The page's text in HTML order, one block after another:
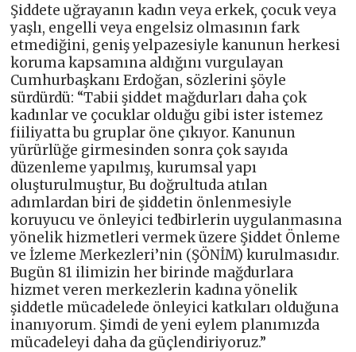
Şiddete uğrayanın kadın veya erkek, çocuk veya
yaşlı, engelli veya engelsiz olmasının fark
etmediğini, geniş yelpazesiyle kanunun herkesi
koruma kapsamına aldığını vurgulayan
Cumhurbaşkanı Erdoğan, sözlerini şöyle
sürdürdü: “Tabii şiddet mağdurları daha çok
kadınlar ve çocuklar olduğu gibi ister istemez
fiiliyatta bu gruplar öne çıkıyor. Kanunun
yürürlüğe girmesinden sonra çok sayıda
düzenleme yapılmış, kurumsal yapı
oluşturulmuştur, Bu doğrultuda atılan
adımlardan biri de şiddetin önlenmesiyle
koruyucu ve önleyici tedbirlerin uygulanmasına
yönelik hizmetleri vermek üzere Şiddet Önleme
ve İzleme Merkezleri’nin (ŞÖNİM) kurulmasıdır.
Bugün 81 ilimizin her birinde mağdurlara
hizmet veren merkezlerin kadına yönelik
şiddetle mücadelede önleyici katkıları olduğuna
inanıyorum. Şimdi de yeni eylem planımızda
mücadeleyi daha da güçlendiriyoruz.”